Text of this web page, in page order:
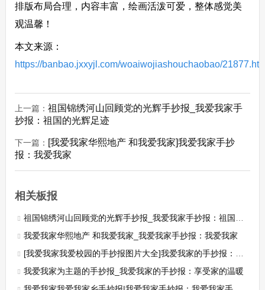
排版布局合理，内容丰富，绘画活泼可爱，整体感觉美
观温馨！
本文来源：
https://banbao.jxxyjl.com/woaiwojiashouchaobao/
上一篇： 祖国锦绣河山回顾党的光辉手抄报_我爱我家手
抄报：祖国的光辉足迹
下一篇： [我爱我家华熙地产 和我爱我家]我爱我家手抄
报：我爱我家
相关板报
祖国锦绣河山回顾党的光辉手抄报_我爱我家手抄报：祖国的光辉足迹
我爱我家华熙地产 和我爱我家_我爱我家手抄报：我爱我家
[我爱我家我爱校园的手抄报图片大全]我爱我家的手抄报：文明和谐的校园
我爱我家为主题的手抄报_我爱我家的手抄报：享受家的温暖